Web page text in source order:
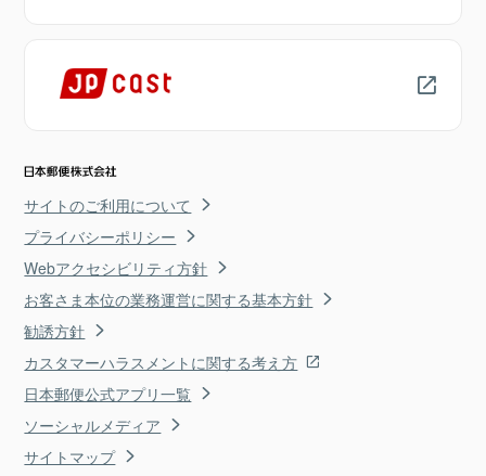
サイトのご利用について
プライバシーポリシー
Webアクセシビリティ方針
お客さま本位の業務運営に関する基本方針
勧誘方針
カスタマーハラスメントに関する考え方
日本郵便公式アプリ一覧
ソーシャルメディア
サイトマップ